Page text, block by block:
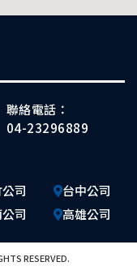
聯絡電話：
04-23296889
司
台中公司
司 高雄公司
RESERVED.